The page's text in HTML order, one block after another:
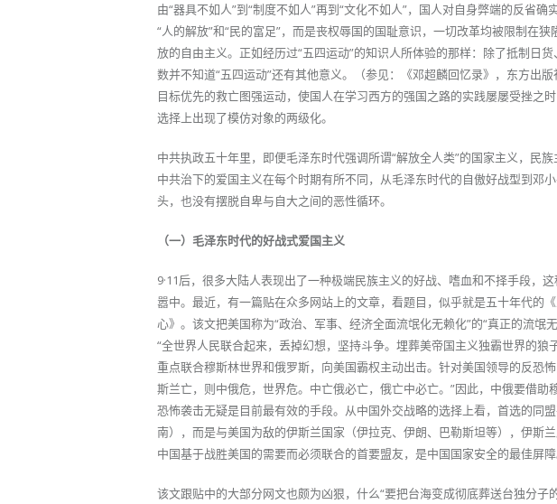
由“器具不如人”到“制度不如人”再到“文化不如人”，国人对自身弊端的反省
“人的解放”和“民的富足”，而是丧权辱国的国耻意识，一切改革均被限制在
放的自由主义。正如经历过“五四运动”的知识人所体验的那样：除了抵制日
数并不知道“五四运动”还有其他意义。（参见：《邓超麟回忆录》，东方出
目标优先的救亡图强运动，使国人在学习西方的强国之路的实践屡屡受挫之
选择上出现了模仿对象的两级化。
中共执政五十年里，即便毛泽东时代强调所谓“解放全人类”的国家主义，民
中共治下的爱国主义在每个时期有所不同，从毛泽东时代的自傲好战型到邓
头，也没有摆脱自卑与自大之间的恶性循环。
（一）毛泽东时代的好战式爱国主义
9·11后，很多大陆人表现出了一种极端民族主义的好战、嗜血和不择手段，
嚣中。最近，有一篇贴在众多网站上的文章，看题目，似乎就是五十年代的
心》。该文把美国称为“政治、军事、经济全面流氓化无赖化”的“真正的流氓
“全世界人民联合起来，丢掉幻想，坚持斗争。埋葬美帝国主义独霸世界的
重点联合穆斯林世界和俄罗斯，向美国霸权主动出击。针对美国领导的反恐
斯兰亡，则中俄危，世界危。中亡俄必亡，俄亡中必亡。”因此，中俄要借
恐怖袭击无疑是目前最有效的手段。从中国外交战略的选择上看，首选的同
南），而是与美国为敌的伊斯兰国家（伊拉克、伊朗、巴勒斯坦等），伊斯
中国基于战胜美国的需要而必须联合的首要盟友，是中国国家安全的最佳屏
该文跟贴中的大部分网文也颇为凶狠，什么“要把台海变成彻底葬送台独分子